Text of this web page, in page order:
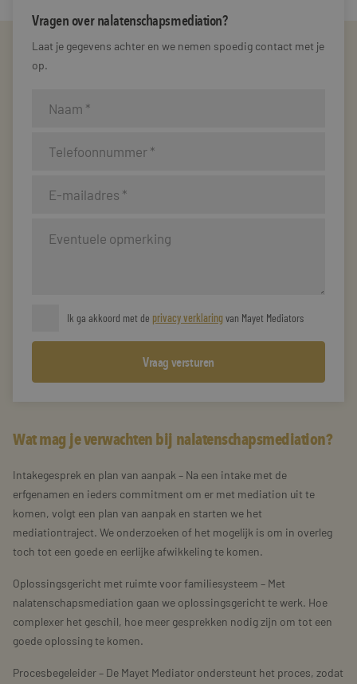
Wat mag je verwachten bij nalatenschapsmediation?
Intakegesprek en plan van aanpak – Na een intake met de
erfgenamen en ieders commitment om er met mediation uit te
komen, volgt een plan van aanpak en starten we het
mediationtraject. We onderzoeken of het mogelijk is om in overleg
toch tot een goede en eerlijke afwikkeling te komen.
Oplossingsgericht met ruimte voor familiesysteem – Met
nalatenschapsmediation gaan we oplossingsgericht te werk. Hoe
complexer het geschil, hoe meer gesprekken nodig zijn om tot een
goede oplossing te komen.
Procesbegeleider – De Mayet Mediator ondersteunt het proces, zodat
Vragen over nalatenschapsmediation?
Laat je gegevens achter en we nemen spoedig contact met je
op.
Ik ga akkoord met de privacy verklaringvan Mayet Mediators